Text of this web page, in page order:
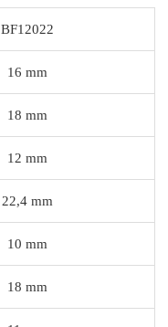
BF12022
16 mm
18 mm
12 mm
22,4 mm
10 mm
18 mm